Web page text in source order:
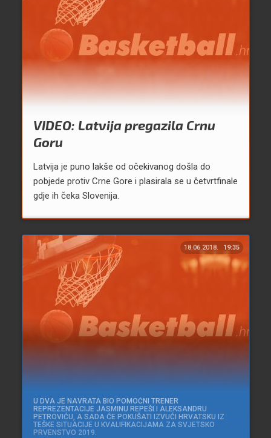
VIDEO: Latvija pregazila Crnu
Goru
Latvija je puno lakše od očekivanog došla do
pobjede protiv Crne Gore i plasirala se u četvrtfinale
gdje ih čeka Slovenija.
18.06.2018. 19:35
U DVA JE NAVRATA BIO POMOĆNI TRENER
REPREZENTACIJE JASMINU REPEŠI I ALEKSANDRU
PETROVIĆU, A SADA ĆE POKUŠATI IZVUĆI HRVATSKU IZ
TEŠKE SITUACIJE U KVALIFIKACIJAMA ZA SVJETSKO
PRVENSTVO 2019.